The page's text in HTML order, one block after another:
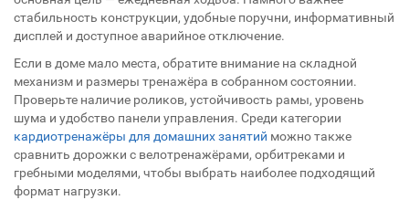
стабильность конструкции, удобные поручни, информативный
дисплей и доступное аварийное отключение.
Если в доме мало места, обратите внимание на складной
механизм и размеры тренажёра в собранном состоянии.
Проверьте наличие роликов, устойчивость рамы, уровень
шума и удобство панели управления. Среди категории
кардиотренажёры для домашних занятий можно также
сравнить дорожки с велотренажёрами, орбитреками и
гребными моделями, чтобы выбрать наиболее подходящий
формат нагрузки.